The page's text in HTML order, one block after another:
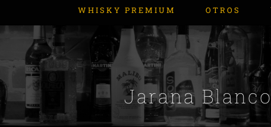
WHISKY PREMIUM OTROS
Jarana Blanco